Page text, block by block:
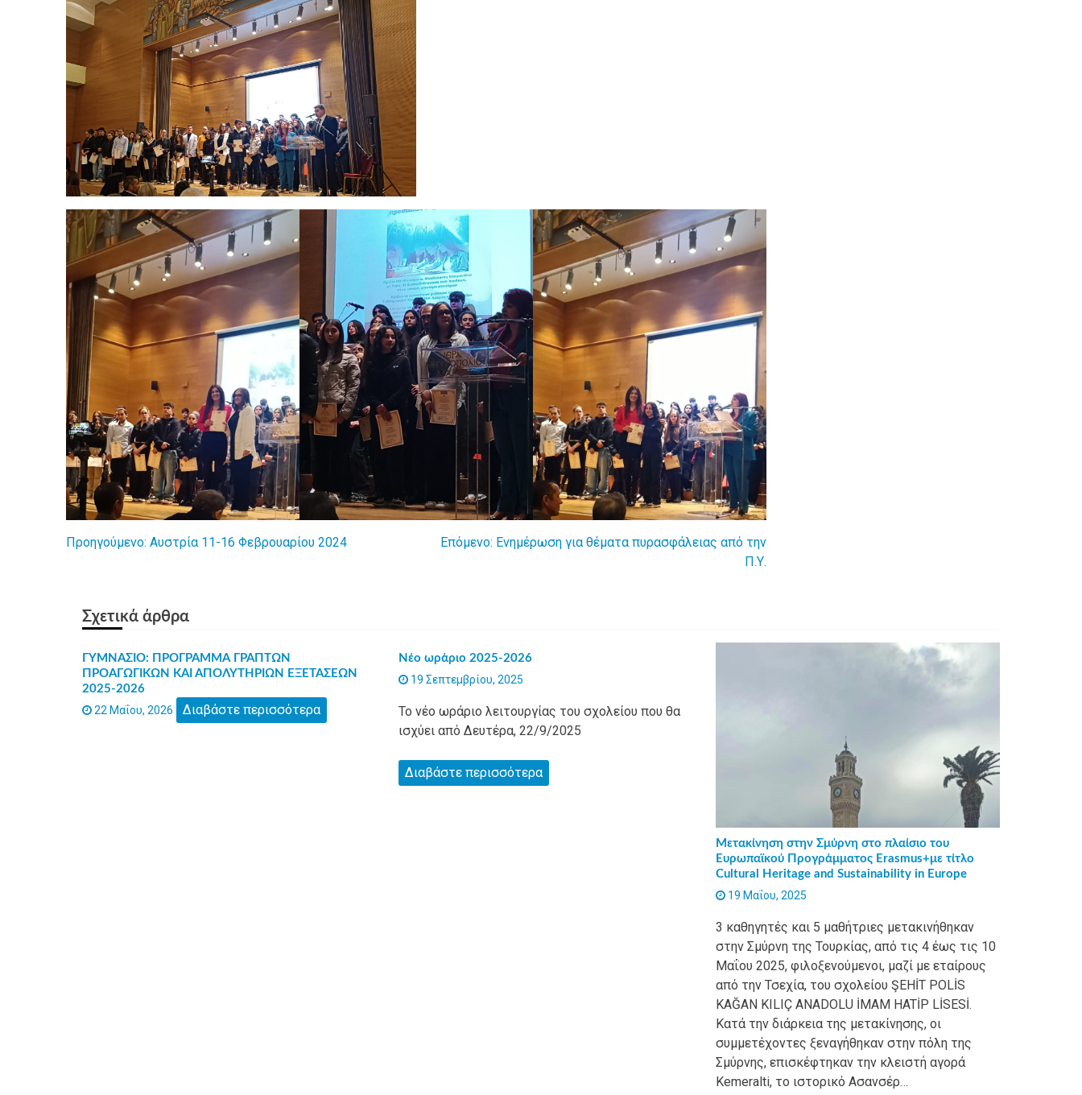
Πλοήγηση
Προηγούμενο: Αυστρία 11-16 Φεβρουαρίου 2024 Επόμενο: Ενημέρωση για θέματα πυρασφάλειας από την
Π.Υ.
Σχετικά άρθρα
ΓΥΜΝΑΣΙΟ: ΠΡΟΓΡΑΜΜΑ ΓΡΑΠΤΩΝ
ΠΡΟΑΓΩΓΙΚΩΝ ΚΑΙ ΑΠΟΛΥΤΗΡΙΩΝ ΕΞΕΤΑΣΕΩΝ
2025-2026
22 Μαΐου, 2026 Διαβάστε περισσότερα
Νέο ωράριο 2025-2026
19 Σεπτεμβρίου, 2025
Το νέο ωράριο λειτουργίας του σχολείου που θα
ισχύει από Δευτέρα, 22/9/2025
Διαβάστε περισσότερα
Μετακίνηση στην Σμύρνη στο πλαίσιο του
Ευρωπαϊκού Προγράμματος Erasmus+με τίτλο
Cultural Heritage and Sustainability in Europe
19 Μαΐου, 2025
3 καθηγητές και 5 μαθήτριες μετακινήθηκαν
στην Σμύρνη της Τουρκίας, από τις 4 έως τις 10
Μαΐου 2025, φιλοξενούμενοι, μαζί με εταίρους
από την Τσεχία, του σχολείου ŞEHİT POLİS
KAĞAN KILIÇ ANADOLU İMAM HATİP LİSESİ.
Κατά την διάρκεια της μετακίνησης, οι
συμμετέχοντες ξεναγήθηκαν στην πόλη της
Σμύρνης, επισκέφτηκαν την κλειστή αγορά
Kemeralti, το ιστορικό Ασανσέρ…